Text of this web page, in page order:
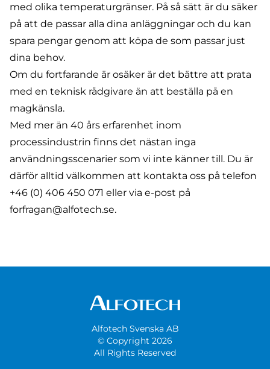
med olika temperaturgränser. På så sätt är du säker
på att de passar alla dina anläggningar och du kan
spara pengar genom att köpa de som passar just
dina behov.
Om du fortfarande är osäker är det bättre att prata
med en teknisk rådgivare än att beställa på en
magkänsla.
Med mer än 40 års erfarenhet inom
processindustrin finns det nästan inga
användningsscenarier som vi inte känner till. Du är
därför alltid välkommen att kontakta oss på telefon
+46 (0) 406 450 071 eller via e-post på
forfragan@alfotech.se.
Alfotech Svenska AB
© Copyright 2026
All Rights Reserved